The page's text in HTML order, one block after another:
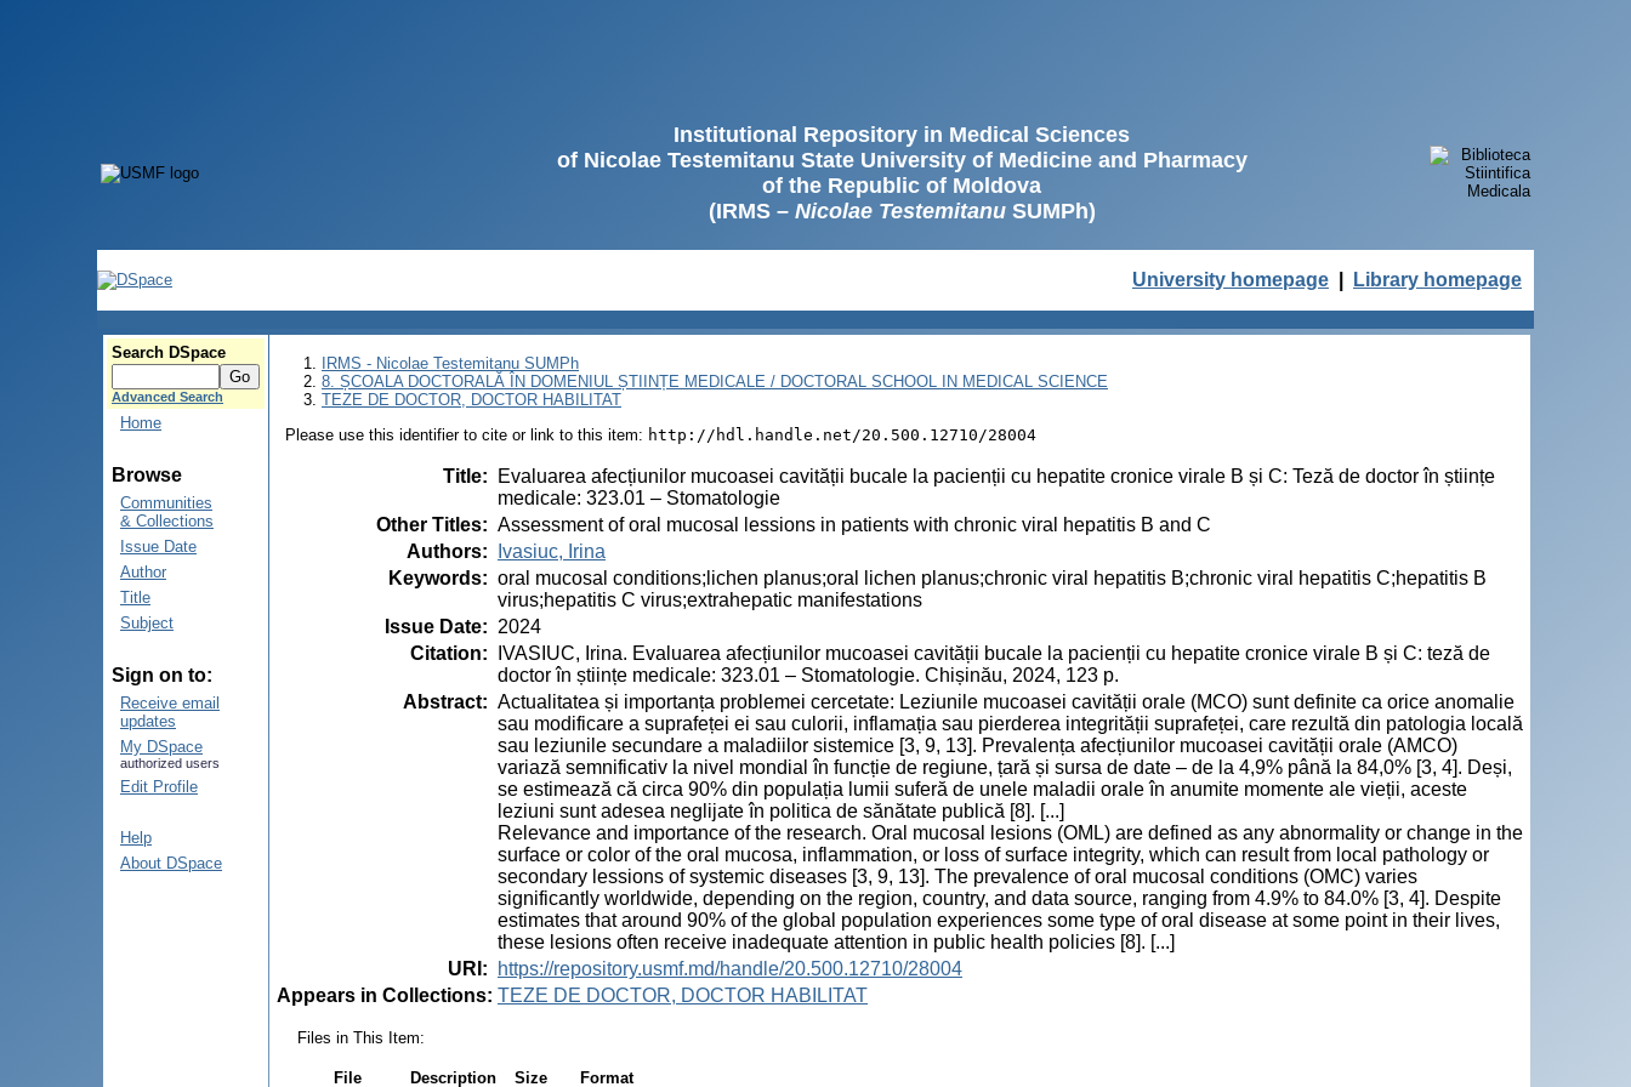
Institutional Repository in Medical Sciences
of Nicolae Testemitanu State University of Medicine and Pharmacy
of the Republic of Moldova
(IRMS – Nicolae TestemitanuSUMPh)
University homepage Library homepage
Search DSpace
Advanced Search
Home
Browse
Communities
& Collections
Issue Date
Author
Title
Subject
Sign on to:
Receive email
updates
My DSpace
authorized users
Edit Profile
Help
About DSpace
IRMS - Nicolae Testemitanu SUMPh
8. ȘCOALA DOCTORALĂ ÎN DOMENIUL ȘTIINȚE MEDICALE / DOCTORAL SCHOOL IN MEDICAL SCIENCE
TEZE DE DOCTOR, DOCTOR HABILITAT
Please use this identifier to cite or link to this item: http://hdl.handle.net/20.500.12710/28004
Title:
Evaluarea afecțiunilor mucoasei cavității bucale la pacienții cu hepatite cronice virale B și C: Teză de doctor în științe
medicale: 323.01 – Stomatologie
Other Titles: Assessment of oral mucosal lessions in patients with chronic viral hepatitis B and C
Authors:
Ivasiuc, Irina
Keywords: oral mucosal conditions;lichen planus;oral lichen planus;chronic viral hepatitis B;chronic viral hepatitis C;hepatitis B
virus;hepatitis C virus;extrahepatic manifestations
Issue Date: 2024
Citation:
IVASIUC, Irina. Evaluarea afecțiunilor mucoasei cavității bucale la pacienții cu hepatite cronice virale B și C: teză de
doctor în științe medicale: 323.01 – Stomatologie. Chișinău, 2024, 123 p.
Abstract: Actualitatea și importanța problemei cercetate: Leziunile mucoasei cavității orale (MCO) sunt definite ca orice anomalie
sau modificare a suprafeței ei sau culorii, inflamația sau pierderea integrității suprafeței, care rezultă din patologia locală
sau leziunile secundare a maladiilor sistemice [3, 9, 13]. Prevalența afecțiunilor mucoasei cavității orale (AMCO)
variază semnificativ la nivel mondial în funcție de regiune, țară și sursa de date – de la 4,9% până la 84,0% [3, 4]. Deși,
se estimează că circa 90% din populația lumii suferă de unele maladii orale în anumite momente ale vieții, aceste
leziuni sunt adesea neglijate în politica de sănătate publică [8]. [...]
Relevance and importance of the research. Oral mucosal lesions (OML) are defined as any abnormality or change in the
surface or color of the oral mucosa, inflammation, or loss of surface integrity, which can result from local pathology or
secondary lessions of systemic diseases [3, 9, 13]. The prevalence of oral mucosal conditions (OMC) varies
significantly worldwide, depending on the region, country, and data source, ranging from 4.9% to 84.0% [3, 4]. Despite
estimates that around 90% of the global population experiences some type of oral disease at some point in their lives,
these lesions often receive inadequate attention in public health policies [8]. [...]
URI :
https://repository.usmf.md/handle/20.500.12710/28004
Appears in Collections: TEZE DE DOCTOR, DOCTOR HABILITAT
Files in This Item:
File Description Size Format